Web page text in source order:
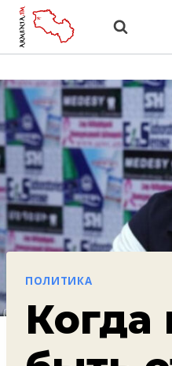
Перейти
ПОЛИТИКА
Когда